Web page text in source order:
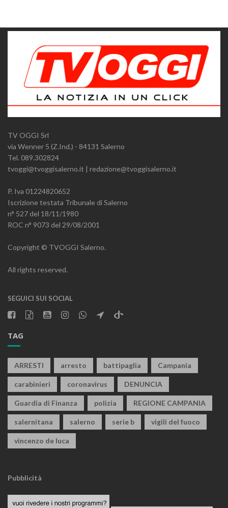
TV OGGI Srl
via Wenner 5 (Z.Ind.) - 84131 Salerno
Tel. 089.302824
tvoggi@tvoggisalerno.it | redazione@tvoggisalerno.it
P. Iva 01224820652
Iscrizione testata Tribunale di Salerno
n° 527 del 18/11/1980
ROC n° 9073 del 29/08/2001
Copyright © TVOGGI Salerno.
All rights reserved.
SEGUICI SUI SOCIAL
TAG
ARRESTI arresto battipaglia Campania
carabinieri coronavirus DENUNCIA
Guardia di Finanza polizia REGIONE CAMPANIA
salernitana salerno serie b vigili del fuoco
vincenzo de luca
Pubblicità